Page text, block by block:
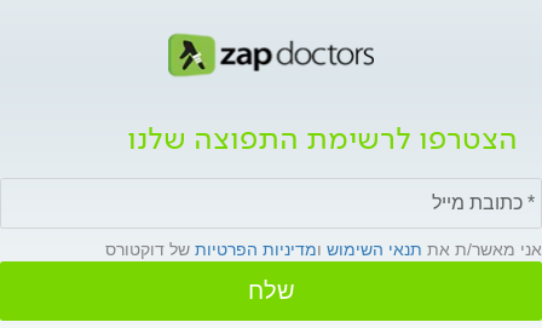
הצטרפו לרשימת התפוצה שלנו
אני מאשר/ת את תנאי השימוש ומדיניות הפרטיות של דוקטורס
שלח